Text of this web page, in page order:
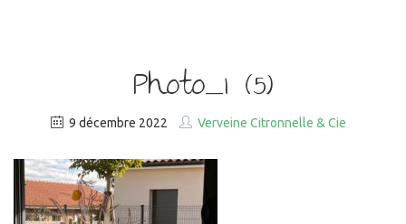
Photo_1 (5)
9 décembre 2022 Verveine Citronnelle & Cie